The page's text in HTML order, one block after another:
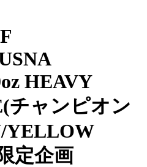
HEAVY
チャンピオン
YELLOW
定企画